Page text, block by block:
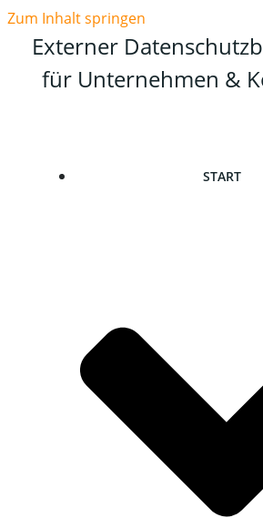
Zum Inhalt springen
Externer
für Unternehmen &
START